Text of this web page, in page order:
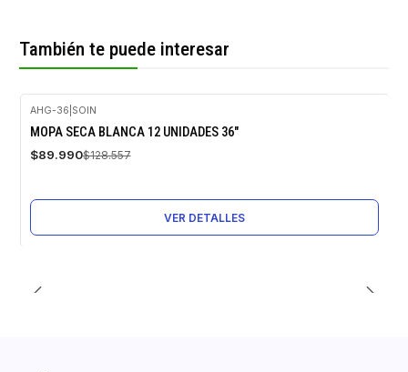
También te puede interesar
-30%
OFF
AHG-36 SOIN
MOPA SECA BLANCA 12 UNIDADES 36"
$89.990$128.557
VER DETALLES